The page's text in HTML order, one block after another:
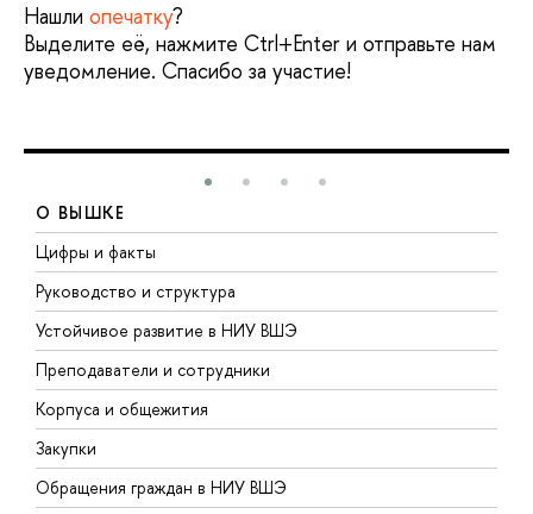
Нашли опечатку?
Выделите её, нажмите Ctrl+Enter и отправьте нам
уведомление. Спасибо за участие!
О ВЫШКЕ
Цифры и факты
Руководство и структура
Устойчивое развитие в НИУ ВШЭ
Преподаватели и сотрудники
Корпуса и общежития
Закупки
Обращения граждан в НИУ ВШЭ